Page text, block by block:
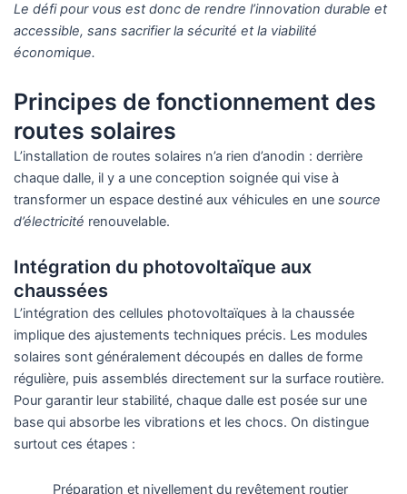
Le défi pour vous est donc de rendre l’innovation durable et
accessible, sans sacrifier la sécurité et la viabilité
économique.
Principes de fonctionnement des
routes solaires
L’installation de routes solaires n’a rien d’anodin : derrière
chaque dalle, il y a une conception soignée qui vise à
transformer un espace destiné aux véhicules en une source
d’électricité renouvelable.
Intégration du photovoltaïque aux
chaussées
L’intégration des cellules photovoltaïques à la chaussée
implique des ajustements techniques précis. Les modules
solaires sont généralement découpés en dalles de forme
régulière, puis assemblés directement sur la surface routière.
Pour garantir leur stabilité, chaque dalle est posée sur une
base qui absorbe les vibrations et les chocs. On distingue
surtout ces étapes :
Préparation et nivellement du revêtement routier